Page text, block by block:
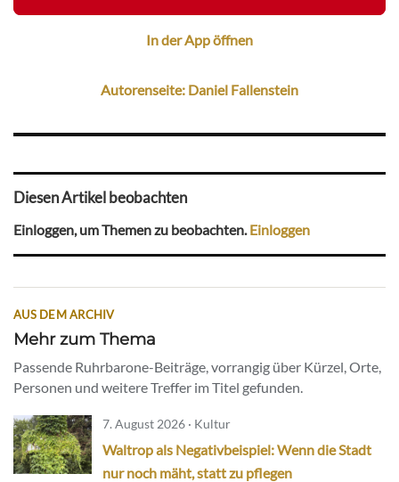
In der App öffnen
Autorenseite: Daniel Fallenstein
Diesen Artikel beobachten
Einloggen, um Themen zu beobachten.Einloggen
AUS DEM ARCHIV
Mehr zum Thema
Passende Ruhrbarone-Beiträge, vorrangig über Kürzel, Orte,
Personen und weitere Treffer im Titel gefunden.
7. August 2026 · Kultur
Waltrop als Negativbeispiel: Wenn die Stadt
nur noch mäht, statt zu pflegen